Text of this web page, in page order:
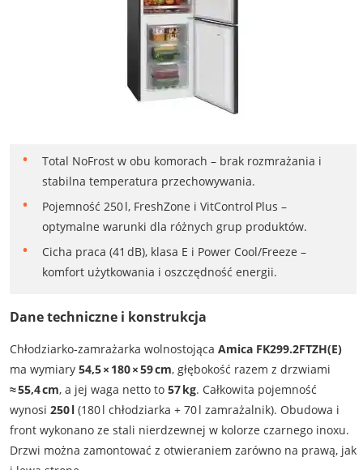
Total NoFrost w obu komorach – brak rozmrażania i
stabilna temperatura przechowywania.
Pojemność 250 l, FreshZone i VitControl Plus –
optymalne warunki dla różnych grup produktów.
Cicha praca (41 dB), klasa E i Power Cool/Freeze –
komfort użytkowania i oszczędność energii.
Dane techniczne i konstrukcja
Chłodziarko-zamrażarka wolnostojąca Amica FK299.2FTZH(E)
ma wymiary 54,5 × 180 × 59 cm, głębokość razem z drzwiami
≈ 55,4 cm, a jej waga netto to 57 kg. Całkowita pojemność
wynosi 250 l(180 l chłodziarka + 70 l zamrażalnik). Obudowa i
front wykonano ze stali nierdzewnej w kolorze czarnego inoxu.
Drzwi można zamontować z otwieraniem zarówno na prawą, jak